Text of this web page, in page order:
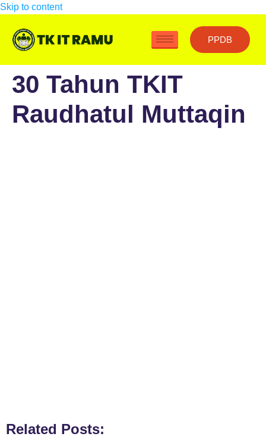
Skip to content
PPDB
30 Tahun TKIT
Raudhatul Muttaqin
Related Posts: